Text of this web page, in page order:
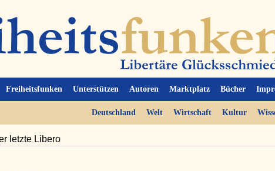
Freiheitsfunken Unterstützen Autoren Marktplatz Bücher
Deutschland Welt Wirtschaft Kultur
letzte Libero